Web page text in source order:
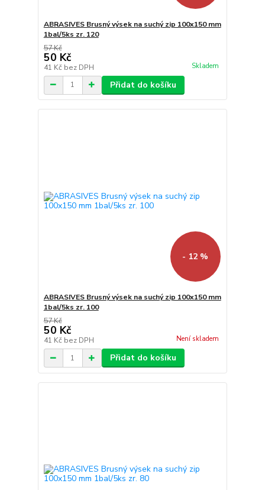
ABRASIVES Brusný výsek na suchý zip 100x150 mm
1bal/5ks zr. 120
57 Kč
50 Kč
41 Kč bez DPH Skladem
Přidat do košíku
- 12 %
ABRASIVES Brusný výsek na suchý zip 100x150 mm
1bal/5ks zr. 100
57 Kč
50 Kč
41 Kč bez DPH Není skladem
Přidat do košíku